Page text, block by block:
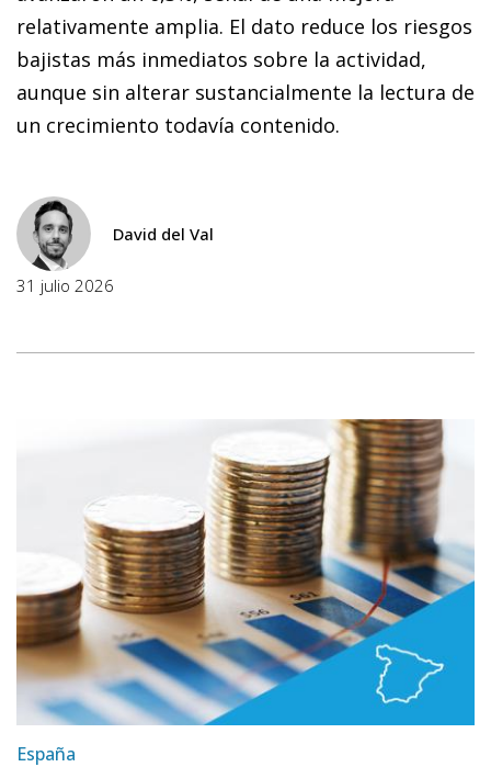
relativamente amplia. El dato reduce los riesgos
bajistas más inmediatos sobre la actividad,
aunque sin alterar sustancialmente la lectura de
un crecimiento todavía contenido.
David del Val
31 julio 2026
España